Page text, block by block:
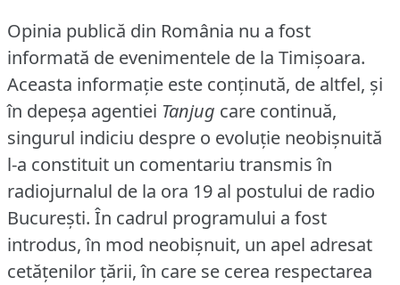
Opinia publică din România nu a fost
informată de evenimentele de la Timişoara.
Aceasta informaţie este conţinută, de altfel, şi
în depeşa agentiei Tanjug care continuă,
singurul indiciu despre o evoluţie neobişnuită
l-a constituit un comentariu transmis în
radiojurnalul de la ora 19 al postului de radio
Bucureşti. În cadrul programului a fost
introdus, în mod neobişnuit, un apel adresat
cetăţenilor ţării, în care se cerea respectarea